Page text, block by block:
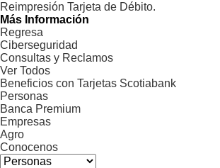
Reimpresión Tarjeta de Débito.
Más Información
Regresa
Ciberseguridad
Consultas y Reclamos
Ver Todos
Beneficios con Tarjetas Scotiabank
Personas
Banca Premium
Empresas
Agro
Conocenos